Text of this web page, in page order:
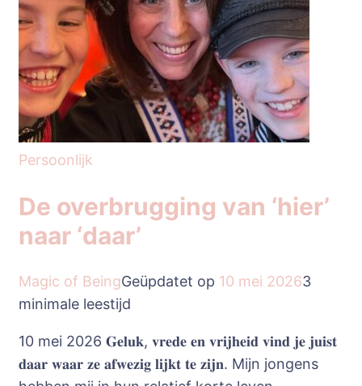
Persoonlijk
De overbrugging van ‘hier’
naar ‘daar’
Magic of BeingGeüpdatet op 10 mei 20263
minimale leestijd
10 mei 2026 𝐆𝐞𝐥𝐮𝐤, 𝐯𝐫𝐞𝐝𝐞 𝐞𝐧 𝐯𝐫𝐢𝐣𝐡𝐞𝐢𝐝 𝐯𝐢𝐧𝐝 𝐣𝐞 𝐣𝐮𝐢𝐬𝐭
𝐝𝐚𝐚𝐫 𝐰𝐚𝐚𝐫 𝐳𝐞 𝐚𝐟𝐰𝐞𝐳𝐢𝐠 𝐥𝐢𝐣𝐤𝐭 𝐭𝐞 𝐳𝐢𝐣𝐧. Mijn jongens